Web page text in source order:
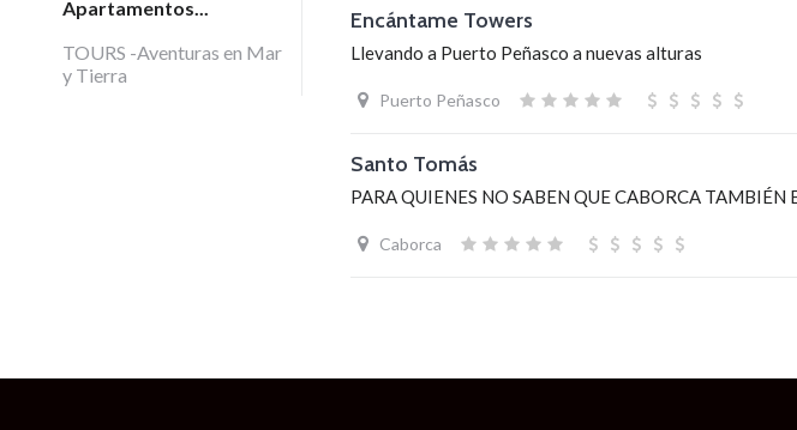
Encántame Towers
Llevando a Puerto Peñasco a nuevas alturas
Puerto Peñasco
Santo Tomás
PARA QUIENES NO SABEN QUE CABORCA TAMBIÉN
Caborca
Apartamentos...
TOURS -Aventuras en Mar
y Tierra